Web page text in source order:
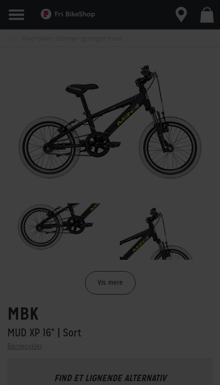
Vis mere
MBK
MUD XP 16" | Sort
Børnecykler
FIND ET LIGNENDE ALTERNATIV